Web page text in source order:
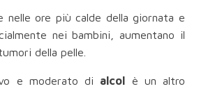
nelle ore più calde della giornata e
nei bambini, aumentano il
della pelle.
e moderato di alcol è un altro